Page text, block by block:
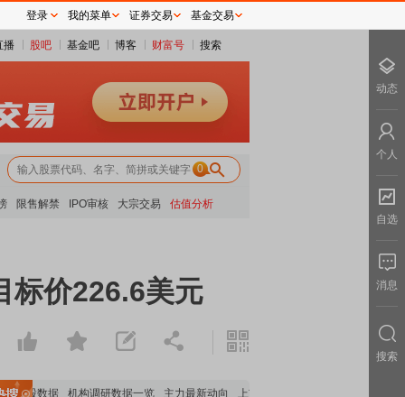
播 股吧 基金吧 博客 财富号 搜索
0
限售解禁 IPO审核 大宗交易 估值分析
标价226.6美元
股数据 机构调研数据一览 主力最新动向 上市公司限售股解禁一览
登录 我的菜单 证券交易 基金交易
动态
个人
自选
消息
搜索